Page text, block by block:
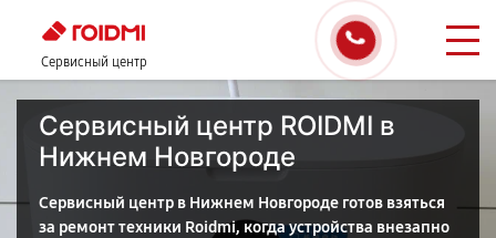
Сервисный центр
Сервисный центр ROIDMI в
Нижнем Новгороде
Сервисный центр в Нижнем Новгороде готов взяться
за ремонт техники Roidmi, когда устройства внезапно